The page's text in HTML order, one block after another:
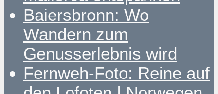
Baiersbronn: Wo
Wandern zum
Genusserlebnis wird
Fernweh-Foto: Reine auf